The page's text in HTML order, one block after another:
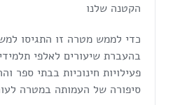
הקטנה שלנו
בהעברת שיעורים לאלפי
פעילויות חינוכיות בבתי ספר
סיפורה של העמותה במטרה